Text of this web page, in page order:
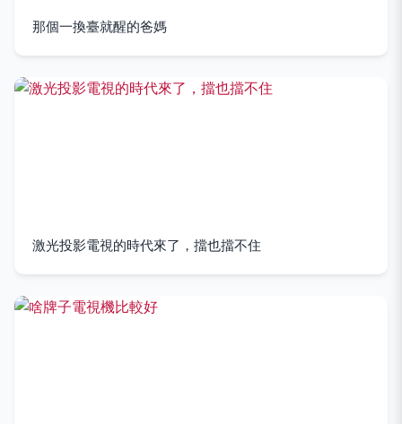
那個一換臺就醒的爸媽
激光投影電視的時代來了，擋也擋不住